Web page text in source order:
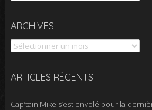
ARCHIVES
Archives
ARTICLES RÉCENTS
Cap’tain Mike s’est envolé pour la